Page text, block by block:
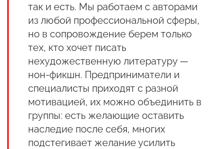
так и есть. Мы работаем с авторами
из любой профессиональной сферы,
но в сопровождение берем только
тех, кто хочет писать
нехудожественную литературу —
нон-фикшн. Предприниматели и
специалисты приходят с разной
мотивацией, их можно объединить в
группы: есть желающие оставить
наследие после себя, многих
подстегивает желание усилить